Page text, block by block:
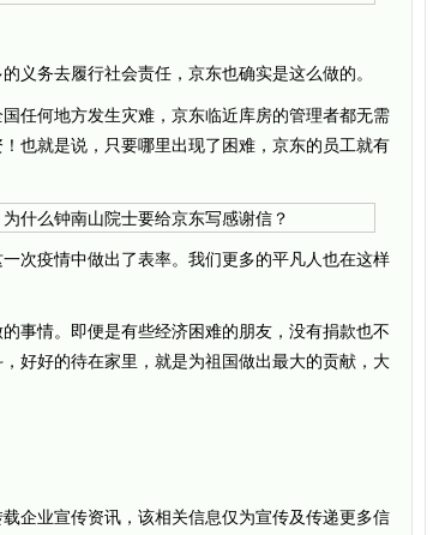
义务去履行社会责任，京东也确实是这么做的。
任何地方发生灾难，京东临近库房的管理者都无需
也就是说，只要哪里出现了困难，京东的员工就有
次疫情中做出了表率。我们更多的平凡人也在这样
事情。即便是有些经济困难的朋友，没有捐款也不
好好的待在家里，就是为祖国做出最大的贡献，大
企业宣传资讯，该相关信息仅为宣传及传递更多信